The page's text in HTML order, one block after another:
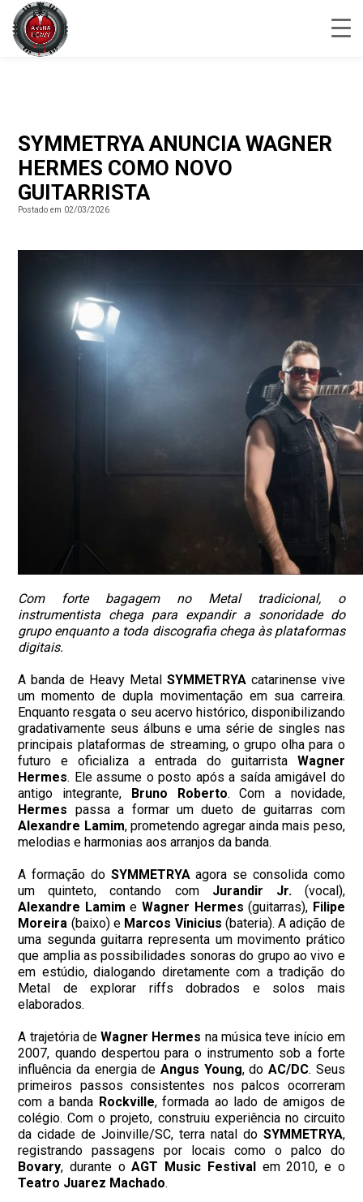
SYMMETRYA ANUNCIA WAGNER
HERMES COMO NOVO
GUITARRISTA
Postado em 02/03/2026
Com forte bagagem no Metal tradicional, o
instrumentista chega para expandir a sonoridade do
grupo enquanto a toda discografia chega às plataformas
digitais.
A banda de Heavy Metal SYMMETRYAcatarinense vive
um momento de dupla movimentação em sua carreira.
Enquanto resgata o seu acervo histórico, disponibilizando
gradativamente seus álbuns e uma série de singles nas
principais plataformas de streaming, o grupo olha para o
futuro e oficializa a entrada do guitarrista Wagner
Hermes. Ele assume o posto após a saída amigável do
antigo integrante, Bruno Roberto. Com a novidade,
Hermes passa a formar um dueto de guitarras com
Alexandre Lamim, prometendo agregar ainda mais peso,
melodias e harmonias aos arranjos da banda.
A formação do SYMMETRYAagora se consolida como
um quinteto, contando com Jurandir Jr.(vocal),
Alexandre Lamim e Wagner Hermes (guitarras), Filipe
Moreira (baixo) e Marcos Vinicius (bateria). A adição de
uma segunda guitarra representa um movimento prático
que amplia as possibilidades sonoras do grupo ao vivo e
em estúdio, dialogando diretamente com a tradição do
Metal de explorar riffs dobrados e solos mais
elaborados.
A trajetória deWagner Hermes na música teve início em
2007, quando despertou para o instrumento sob a forte
influência da energia de Angus Young, do AC/DC. Seus
primeiros passos consistentes nos palcos ocorreram
com a banda Rockville, formada ao lado de amigos de
colégio. Com o projeto, construiu experiência no circuito
da cidade de Joinville/SC, terra natal do SYMMETRYA,
registrando passagens por locais como o palco do
Bovary, durante oAGT Music Festivalem 2010, e o
Teatro Juarez Machado.